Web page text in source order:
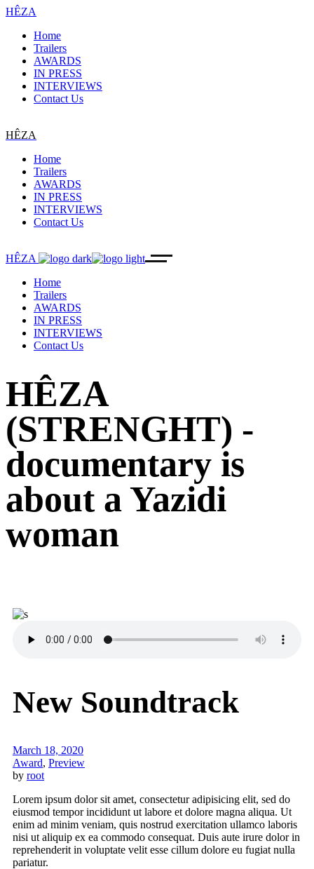
HÊZA
Home
Trailers
AWARDS
IN PRESS
INTERVIEWS
Contact Us
HÊZA
Home
Trailers
AWARDS
IN PRESS
INTERVIEWS
Contact Us
HÊZA
Home
Trailers
AWARDS
IN PRESS
INTERVIEWS
Contact Us
HÊZA
(STRENGHT) -
documentary is
about a Yazidi
woman
New Soundtrack
March 18, 2020
Award, Preview
by root
Lorem ipsum dolor sit amet, consectetur adipisicing elit, sed do
eiusmod tempor incididunt ut labore et dolore magna aliqua. Ut
enim ad minim veniam, quis nostrud exercitation ullamco laboris
nisi ut aliquip ex ea commodo consequat. Duis aute irure dolor in
reprehenderit in voluptate velit esse cillum dolore eu fugiat nulla
pariatur.